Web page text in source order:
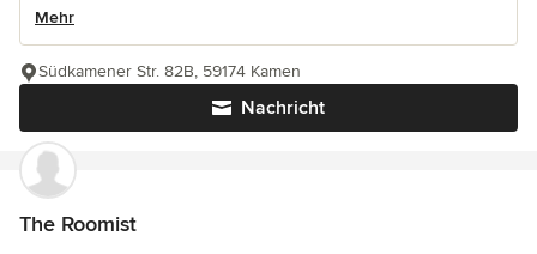
Mehr
Nachricht
Südkamener Str. 82B, 59174 Kamen
The Roomist